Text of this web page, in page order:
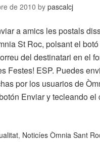
de 2010 bypascalcj
a amics les postals
St Roc, polsant el
del destinatari en el
Festes! ESP. Puedes
por los usuarios de
Enviar y tecleando
, Noticíes Òmnia Sant